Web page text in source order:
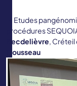
Etudes
procédures
Becdelièvre, Créteil
Trousseau